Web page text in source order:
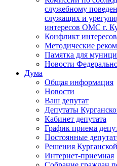
служебному
служащих и
интересов ОМС г.
Конфликт
Методические
Памятка для
Новости
Дума
Общая информация
Новости
Ваш депутат
Депутаты
Кабинет депутата
График приема
Постоянные
Решения
Интернет-приемная